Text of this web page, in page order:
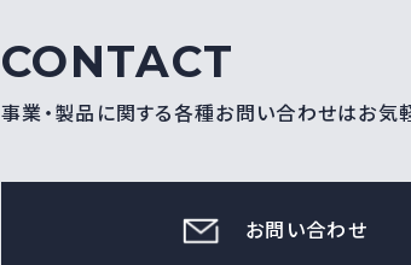
CONTACT
事業・製品に関する各種お問い合わせはお気
お問い合わせ